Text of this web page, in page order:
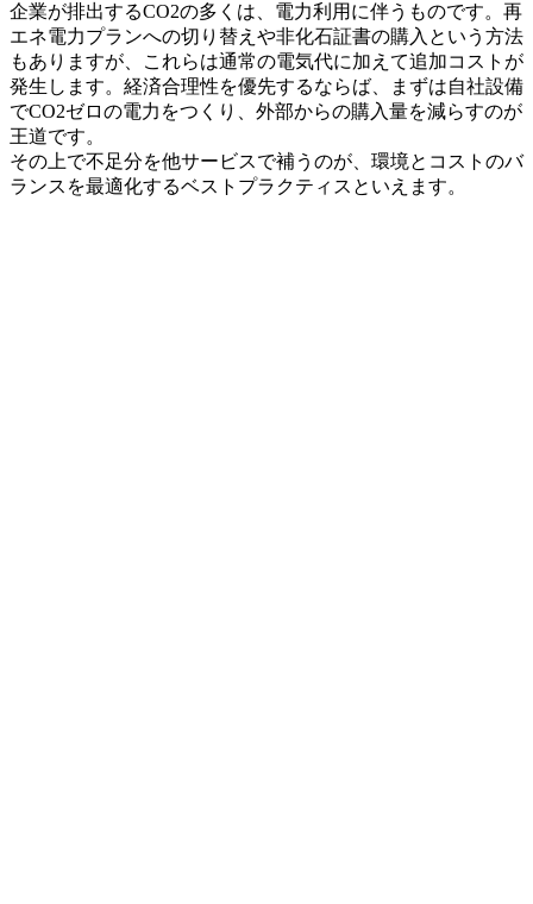
企業が排出するCO2の多くは、電力利用に伴うものです。再
エネ電力プランへの切り替えや非化石証書の購入という方法
もありますが、これらは通常の電気代に加えて追加コストが
発生します。経済合理性を優先するならば、まずは自社設備
でCO2ゼロの電力をつくり、外部からの購入量を減らすのが
王道です。
その上で不足分を他サービスで補うのが、環境とコストのバ
ランスを最適化するベストプラクティスといえます。